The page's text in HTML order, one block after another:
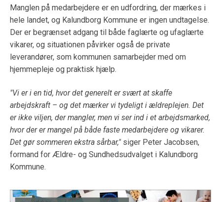
Manglen på medarbejdere er en udfordring, der mærkes i
hele landet, og Kalundborg Kommune er ingen undtagelse.
Der er begrænset adgang til både faglærte og ufaglærte
vikarer, og situationen påvirker også de private
leverandører, som kommunen samarbejder med om
hjemmepleje og praktisk hjælp.
"Vi er i en tid, hvor det generelt er svært at skaffe
arbejdskraft – og det mærker vi tydeligt i ældreplejen. Det
er ikke viljen, der mangler, men vi ser ind i et arbejdsmarked,
hvor der er mangel på både faste medarbejdere og vikarer.
Det gør sommeren ekstra sårbar,"siger Peter Jacobsen,
formand for Ældre- og Sundhedsudvalget i Kalundborg
Kommune.